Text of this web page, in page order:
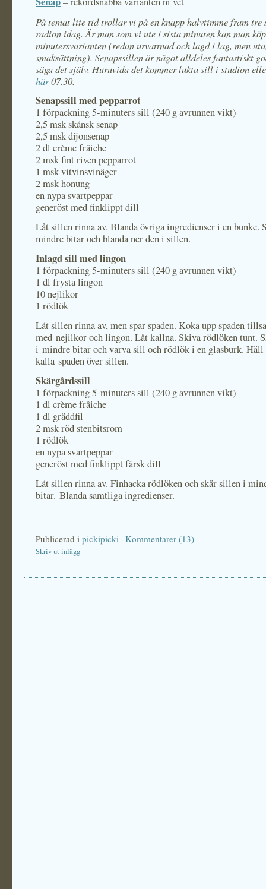
På temat lite tid trollar vi på en knapp halvtimme fram tre
radion idag. Är man som vi ute i sista minuten kan man
minutersvarianten (redan urvattnad och lagd i lag, men
smaksättning). Senapssillen är något alldeles fantastiskt
säga det själv. Huruvida det kommer lukta sill i studion
här07.30.
Senapssill med pepparrot
1 förpackning 5-minuters sill (240 g avrunnen vikt)
2,5 msk skånsk senap
2,5 msk dijonsenap
2 dl crème frâiche
2 msk fint riven pepparrot
1 msk vitvinsvinäger
2 msk honung
en nypa svartpeppar
generöst med finklippt dill
Låt sillen rinna av. Blanda övriga ingredienser i en bunke.
mindre bitar och blanda ner den i sillen.
Inlagd sill med lingon
1 förpackning 5-minuters sill (240 g avrunnen vikt)
1 dl frysta lingon
10 nejlikor
1 rödlök
Låt sillen rinna av, men spar spaden. Koka upp spaden
med nejilkor och lingon. Låt kallna. Skiva rödlöken tunt.
i mindre bitar och varva sill och rödlök i en glasburk. Häll
kalla spaden över sillen.
Skärgårdssill
1 förpackning 5-minuters sill (240 g avrunnen vikt)
1 dl crème frâiche
1 dl gräddfil
2 msk röd stenbitsrom
1 rödlök
en nypa svartpeppar
generöst med finklippt färsk dill
Låt sillen rinna av. Finhacka rödlöken och skär sillen i
bitar. Blanda samtliga ingredienser.
Publicerad i pickipicki | Kommentarer (13)
Skriv ut inlägg